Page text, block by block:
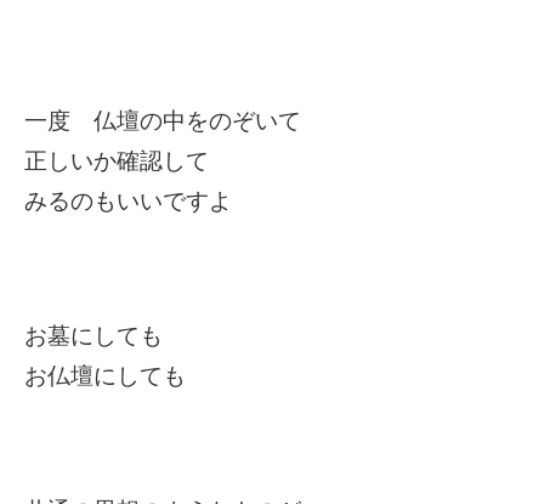
一度 仏壇の中をのぞいて
正しいか確認して
みるのもいいですよ
お墓にしても
お仏壇にしても